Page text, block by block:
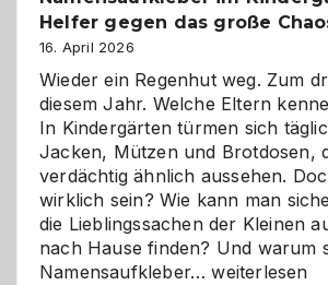
Helfer gegen das große
16. April 2026
Wieder ein Regenhut weg. Zum
diesem Jahr. Welche Eltern
In Kindergärten türmen sich
Jacken, Mützen und Brotdosen,
verdächtig ähnlich aussehen.
wirklich sein? Wie kann man
die Lieblingssachen der Kleinen
nach Hause finden? Und warum
Namensaufkleber…weiterlesen